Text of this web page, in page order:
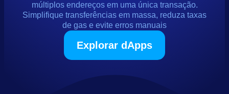
múltiplos endereços em uma única transação.
Simplifique transferências em massa, reduza taxas
de gas e evite erros manuais
Explorar dApps